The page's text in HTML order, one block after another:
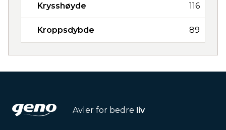
Krysshøyde 116
Kroppsdybde 89
Avler for bedre liv